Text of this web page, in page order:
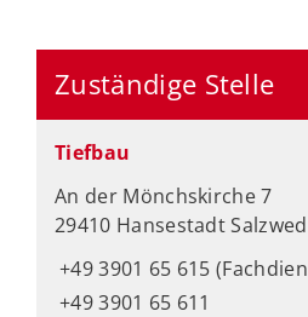
Zuständige Stelle
Tiefbau
An der Mönchskirche 7
29410 Hansestadt
+49 3901 65 615
+49 3901 65 611